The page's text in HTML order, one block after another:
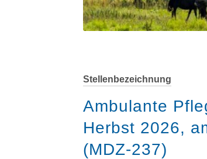
Stellenbezeichnung
Ambulante
Herbst 2026,
(MDZ-237)